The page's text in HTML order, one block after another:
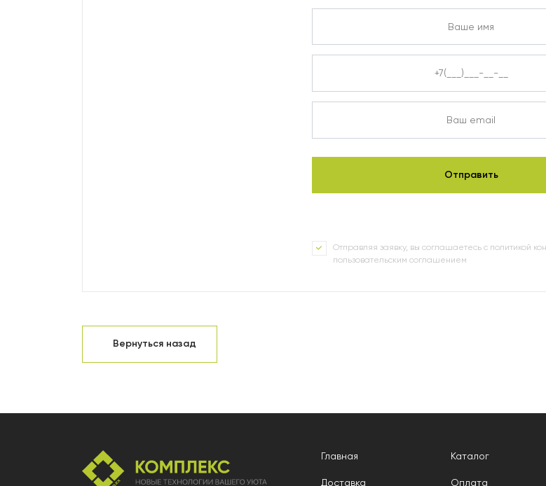
Отправляя заявку, вы соглашаетесь с политикой
пользовательским соглашением
Вернуться назад
Главная Каталог
Доставка Оплата